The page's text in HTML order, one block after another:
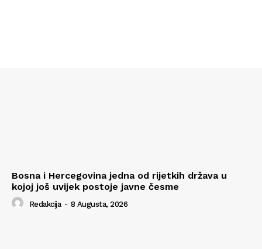
Bosna i Hercegovina jedna od rijetkih država u
kojoj još uvijek postoje javne česme
Redakcija - 8 Augusta, 2026